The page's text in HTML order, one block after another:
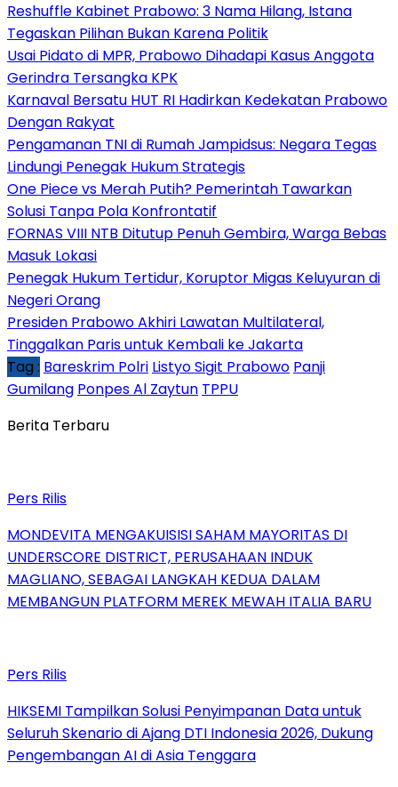
Reshuffle Kabinet Prabowo: 3 Nama Hilang, Istana
Tegaskan Pilihan Bukan Karena Politik
Usai Pidato di MPR, Prabowo Dihadapi Kasus Anggota
Gerindra Tersangka KPK
Karnaval Bersatu HUT RI Hadirkan Kedekatan Prabowo
Dengan Rakyat
Pengamanan TNI di Rumah Jampidsus: Negara Tegas
Lindungi Penegak Hukum Strategis
One Piece vs Merah Putih? Pemerintah Tawarkan
Solusi Tanpa Pola Konfrontatif
FORNAS VIII NTB Ditutup Penuh Gembira, Warga Bebas
Masuk Lokasi
Penegak Hukum Tertidur, Koruptor Migas Keluyuran di
Negeri Orang
Presiden Prabowo Akhiri Lawatan Multilateral,
Tinggalkan Paris untuk Kembali ke Jakarta
Tag : Bareskrim Polri Listyo Sigit Prabowo Panji
Gumilang Ponpes Al Zaytun TPPU
Berita Terbaru
Pers Rilis
MONDEVITA MENGAKUISISI SAHAM MAYORITAS DI
UNDERSCORE DISTRICT, PERUSAHAAN INDUK
MAGLIANO, SEBAGAI LANGKAH KEDUA DALAM
MEMBANGUN PLATFORM MEREK MEWAH ITALIA BARU
Pers Rilis
HIKSEMI Tampilkan Solusi Penyimpanan Data untuk
Seluruh Skenario di Ajang DTI Indonesia 2026, Dukung
Pengembangan AI di Asia Tenggara